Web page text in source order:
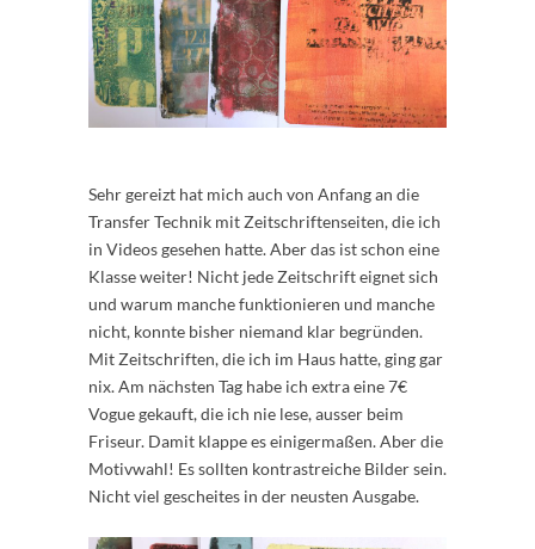
Sehr gereizt hat mich auch von Anfang an die
Transfer Technik mit Zeitschriftenseiten, die ich
in Videos gesehen hatte. Aber das ist schon eine
Klasse weiter! Nicht jede Zeitschrift eignet sich
und warum manche funktionieren und manche
nicht, konnte bisher niemand klar begründen.
Mit Zeitschriften, die ich im Haus hatte, ging gar
nix. Am nächsten Tag habe ich extra eine 7€
Vogue gekauft, die ich nie lese, ausser beim
Friseur. Damit klappe es einigermaßen. Aber die
Motivwahl! Es sollten kontrastreiche Bilder sein.
Nicht viel gescheites in der neusten Ausgabe.